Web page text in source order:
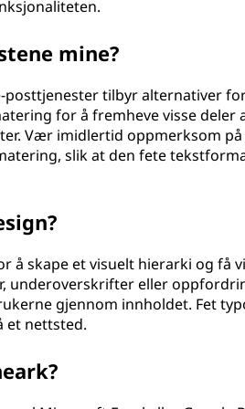
mine?
posttjenester tilbyr alternativer
for å fremheve visse deler
Vær imidlertid oppmerksom
slik at den fete
å skape et visuelt hierarki og få
underoverskrifter eller
gjennom innholdet. Fet
et nettsted.